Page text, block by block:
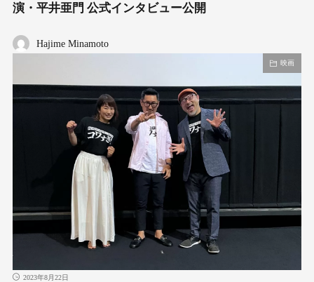
演・平井亜門 公式インタビュー公開
Hajime Minamoto
映画
2023年8月22日